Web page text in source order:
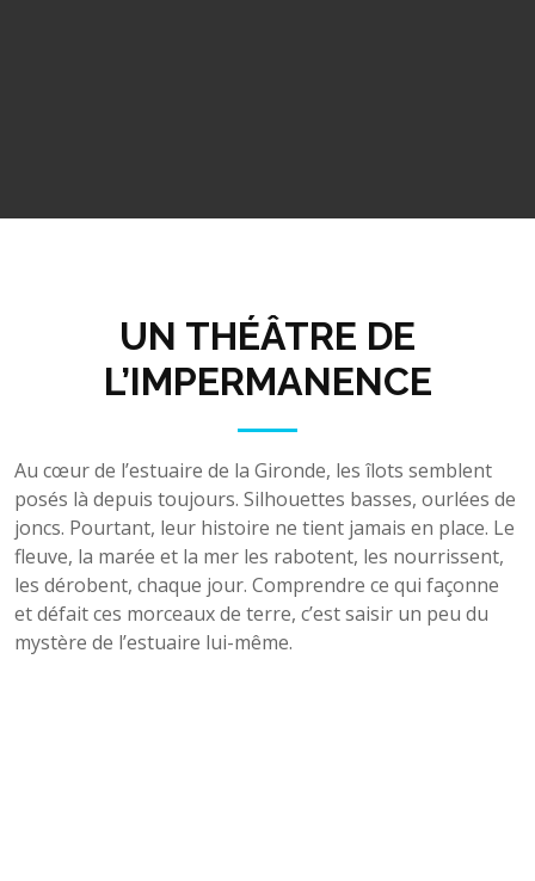
UN THÉÂTRE DE
L’IMPERMANENCE
Au cœur de l’estuaire de la Gironde, les îlots semblent
posés là depuis toujours. Silhouettes basses, ourlées de
joncs. Pourtant, leur histoire ne tient jamais en place. Le
fleuve, la marée et la mer les rabotent, les nourrissent,
les dérobent, chaque jour. Comprendre ce qui façonne
et défait ces morceaux de terre, c’est saisir un peu du
mystère de l’estuaire lui-même.